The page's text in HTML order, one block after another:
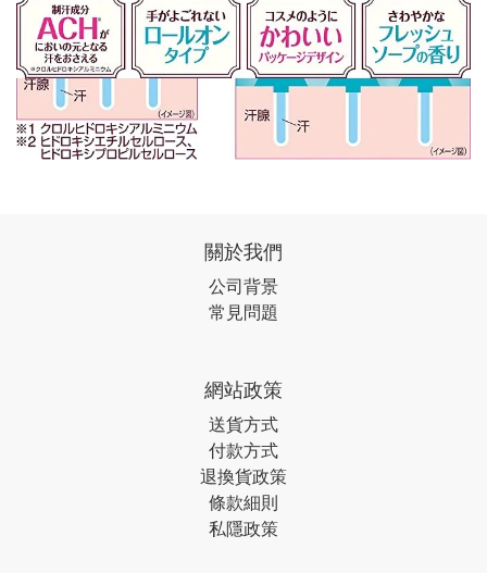
關於我們
公司背景
常見問題
網站政策
送貨方式
付款方式
退換貨政策
條款細則
私隱政策